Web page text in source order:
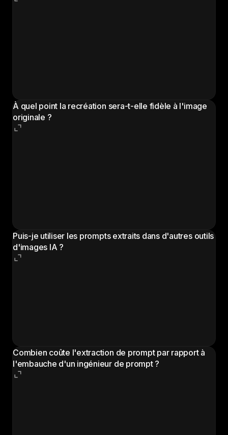
À quel point la recréation sera-t-elle fidèle à l'image
originale ?
Puis-je utiliser les prompts extraits dans d'autres outils
d'images IA ?
Combien coûte l'extraction de prompt par rapport à
l'embauche d'un ingénieur de prompt ?